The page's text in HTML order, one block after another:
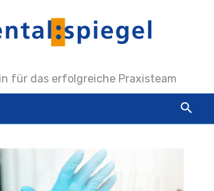
für das erfolgreiche Praxisteam